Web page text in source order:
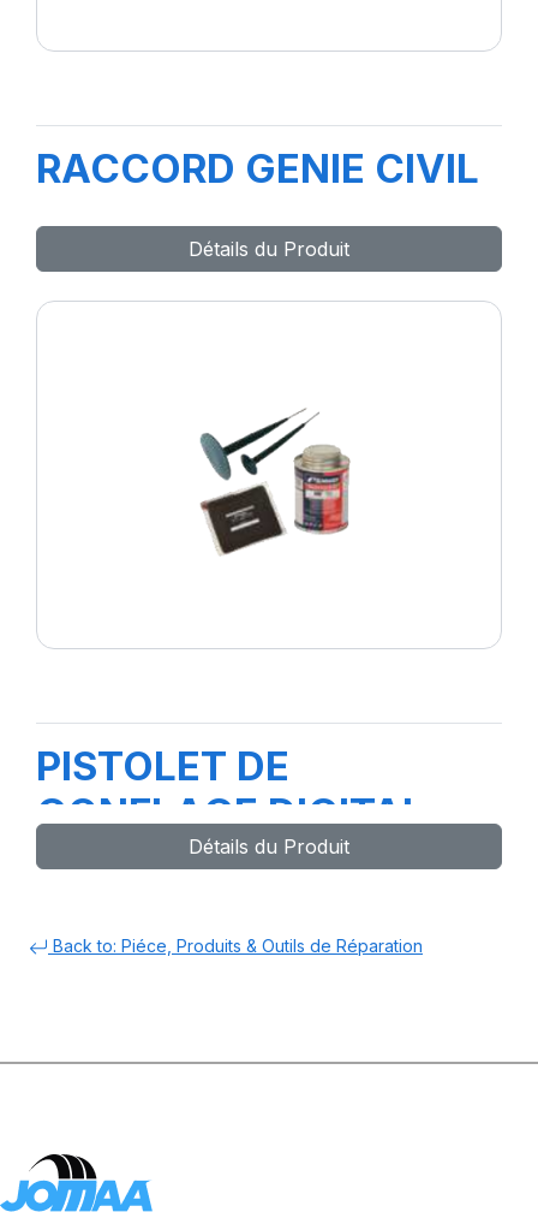
RACCORD GENIE CIVIL
Détails du Produit
PISTOLET DE
GONFLAGE DIGITAL
SCHRADER-3030017G-
Détails du Produit
Back to: Piéce, Produits & Outils de Réparation